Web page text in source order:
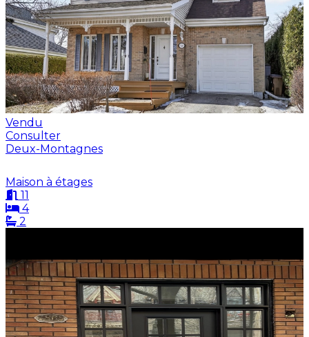
Vendu
Consulter
Deux-Montagnes
Maison à étages
11
4
2